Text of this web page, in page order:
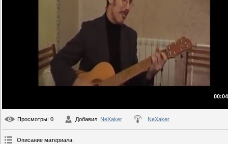
Просмотры: 0 Добавил: NeXaker NeXaker
Описание материала: